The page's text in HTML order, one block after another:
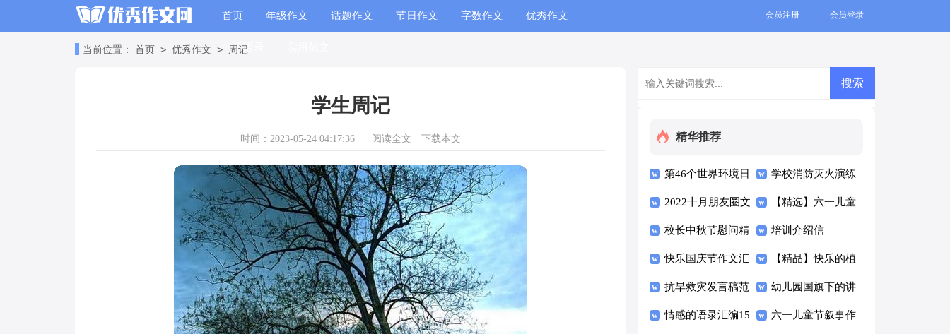
首页 年级作文 话题作文 节日作文 字数作文 优秀作文
句子语录
会员登录
会员注册
当前位置： 首页 > 优秀作文 > 周记
学生周记
时间：2023-05-24 04:17:36 阅读全文 下载本文 精华推荐
第46个世界环境日
国旗下讲话稿通用
学校消防灭火演练
方案范文（通用8
篇）
2022十月朋友圈文
案（精选50句）
【精选】六一儿童
节的作文四篇
校长中秋节慰问精
彩讲话稿（通用8
篇）
培训介绍信
快乐国庆节作文汇
编7篇
【精品】快乐的植
树节作文七篇
抗旱救灾发言稿范
文（通用6篇）
幼儿园国旗下的讲
话稿（精选17篇）
情感的语录汇编15 六一儿童节叙事作